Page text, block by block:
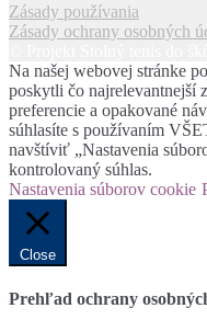
Zásady používania
Zásady ochrany osobných
Na našej webovej stránke
poskytli čo najrelevantnejší
preferencie a opakované
súhlasíte s používaním
navštíviť „Nastavenia
kontrolovaný súhlas.
Nastavenia súborov cookie
Close
Prehľad ochrany